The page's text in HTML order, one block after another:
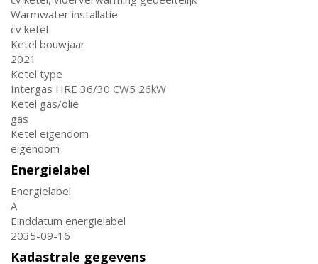
Warmwater installatie
cv ketel
Ketel bouwjaar
2021
Ketel type
Intergas HRE 36/30 CW5 26kW
Ketel gas/olie
gas
Ketel eigendom
eigendom
Energielabel
Energielabel
A
Einddatum energielabel
2035-09-16
Kadastrale gegevens